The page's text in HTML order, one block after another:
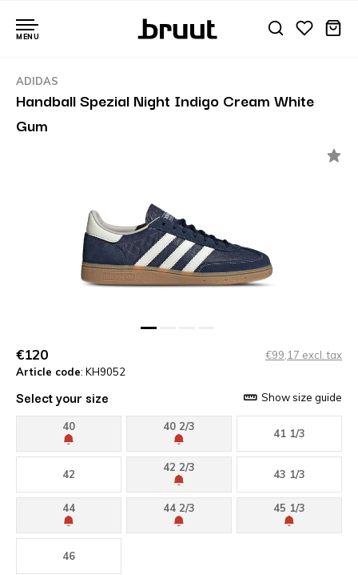
MENU
ADIDAS
Handball Spezial Night Indigo Cream White
Gum
€120
€99,17 excl. tax
Article code: KH9052
Select your size Show size guide
40 40 2/3
41 1/3
42
42 2/3
43 1/3
44 44 2/3 45 1/3
46